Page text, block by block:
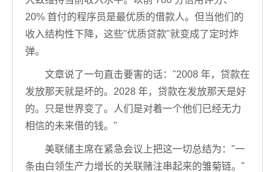
20% 首付的程序员是最优质的借款人。但当他们的
收入结构性下降，这些"优质贷款"就变成了定时炸
弹。
文章说了一句直击要害的话："2008 年，贷款在
发放那天就是坏的。2028 年，贷款在发放那天是好
的。只是世界变了。人们是对着一个他们已经无力
相信的未来借的钱。"
美联储主席在紧急会议上把这一切总结为："一
条由白领生产力增长的关联赌注串起来的雏菊链。"